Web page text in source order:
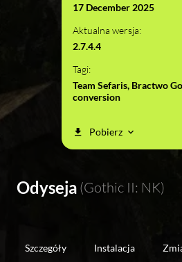
17 December 2025
Aktualna wersja:
2.7.4.4
Tagi:
Team Sefaris, Bractwo
conversion
Pobierz
Odyseja (Gothic II: NK)
Szczegóły Instalacja